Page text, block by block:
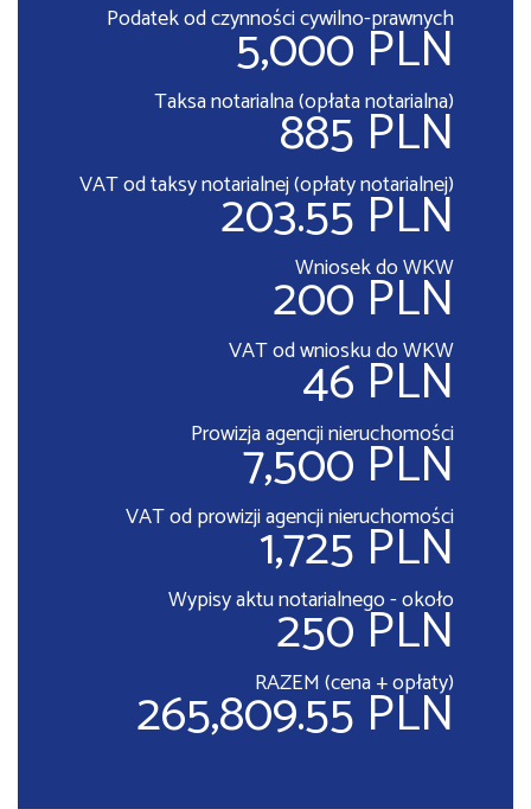
Podatek od czynności cywilno-prawnych
5,000 PLN
Taksa notarialna (opłata notarialna)
885 PLN
VAT od taksy notarialnej (opłaty notarialnej)
203.55 PLN
Wniosek do WKW
200 PLN
VAT od wniosku do WKW
46 PLN
Prowizja agencji nieruchomości
7,500 PLN
VAT od prowizji agencji nieruchomości
1,725 PLN
Wypisy aktu notarialnego - około
250 PLN
RAZEM (cena + opłaty)
265,809.55 PLN